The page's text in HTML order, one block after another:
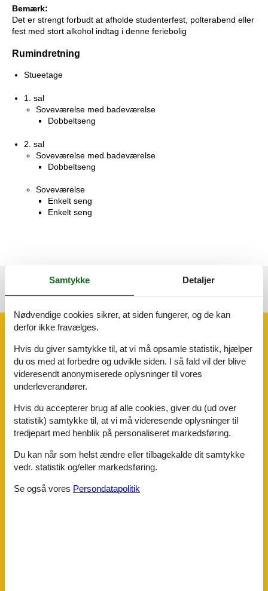
Bemærk:
Det er strengt forbudt at afholde studenterfest, polterabend eller
fest med stort alkohol indtag i denne feriebolig
Rumindretning
Stueetage
1. sal
Soveværelse med badeværelse
Dobbeltseng
2. sal
Soveværelse med badeværelse
Dobbeltseng
Soveværelse
Enkelt seng
Enkelt seng
Se nabo emner Se solens gang om emnet 😎
Faciliteter
Afstand
Bageri
Centrum
Diverse
Naturpark
700 m
Restauranter
1,1 km
Supermarked
Tiltrækning
Andre
Klimaanlage
Samtykke Detaljer
Nødvendige cookies sikrer, at siden fungerer, og de kan
derfor ikke fravælges.
Hvis du giver samtykke til, at vi må opsamle statistik, hjælper
du os med at forbedre og udvikle siden. I så fald vil der blive
videresendt anonymiserede oplysninger til vores
underleverandører.
Hvis du accepterer brug af alle cookies, giver du (ud over
statistik) samtykke til, at vi må videresende oplysninger til
tredjepart med henblik på personaliseret markedsføring.
Du kan når som helst ændre eller tilbagekalde dit samtykke
vedr. statistik og/eller markedsføring.
Se også vores Persondatapolitik